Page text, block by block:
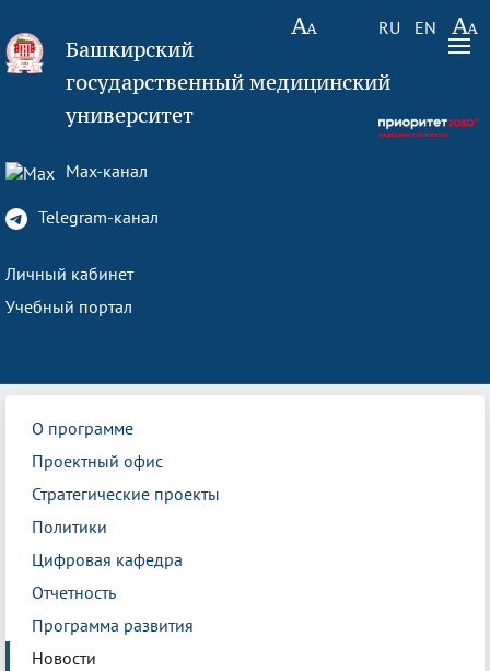
RU EN
Башкирский
государственный медицинский
университет
Max-канал
Telegram-канал
Личный кабинет
Учебный портал
О программе
Проектный офис
Стратегические проекты
Политики
Цифровая кафедра
Отчетность
Программа развития
Новости